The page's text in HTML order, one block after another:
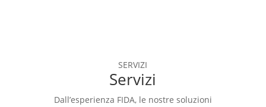
SERVIZI
Servizi
Dall’esperienza FIDA, le nostre soluzioni